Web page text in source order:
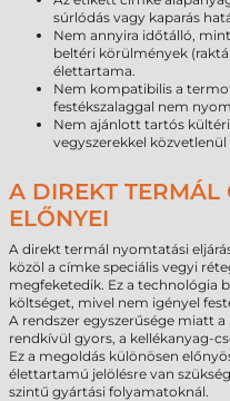
súrlódás vagy kaparás
Nem annyira időtálló,
beltéri körülmények
élettartama.
Nem kompatibilis a
festékszalaggal nem
Nem ajánlott tartós
vegyszerekkel
A DIREKT TERMÁL
ELŐNYEI
A direkt termál nyomtatási
közöl a címke speciális vegyi
megfeketedik. Ez a technológia
költséget, mivel nem igényel
A rendszer egyszerűsége miatt
rendkívül gyors, a kellékanyag-
Ez a megoldás különösen
élettartamú jelölésre van
szintű gyártási folyamatoknál.